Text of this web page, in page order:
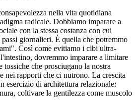
nella vita quotidiana
radicale. Dobbiamo imparare a
con la stessa costanza con cui
giornalieri. È quella che potremmo
Così come evitiamo i cibi ultra-
dovremmo imparare a limitare
che prosciugano la nostra
nei rapporti che ci nutrono. La crescita
esercizio di architettura relazionale:
coltivare la gentilezza come muscolo